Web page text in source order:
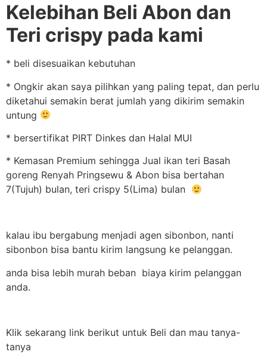
Kelebihan Beli Abon dan
Teri crispy pada kami
* beli disesuaikan kebutuhan
* Ongkir akan saya pilihkan yang paling tepat, dan perlu
diketahui semakin berat jumlah yang dikirim semakin
untung
* bersertifikat PIRT Dinkes dan Halal MUI
* Kemasan Premium sehingga Jual ikan teri Basah
goreng Renyah Pringsewu & Abon bisa bertahan
7(Tujuh) bulan, teri crispy 5(Lima) bulan
kalau ibu bergabung menjadi agen sibonbon, nanti
sibonbon bisa bantu kirim langsung ke pelanggan.
anda bisa lebih murah beban biaya kirim pelanggan
anda.
Klik sekarang link berikut untuk Beli dan mau tanya-
tanya